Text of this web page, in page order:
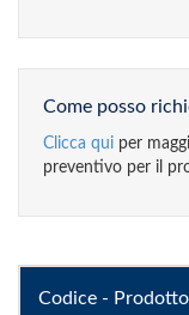
Come posso
Clicca qui per
preventivo per il
Codice - Prodotto